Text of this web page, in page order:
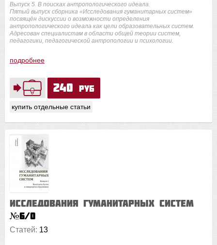
240 руб
купить отдельные статьи
Выпуск 5. В поисках антропологического идеала.
Пятый выпуск сборника «Исследования гуманитарных систем»
посвящён дискуссии о возможности определения
антропологического идеала как цели образовательных систем.
Адресован специалистам в области общей теории систем,
педагогики, педагогической антропологии и психологии.
подробнее
Исследования гуманитарных систем
№6/0
Статей: 13